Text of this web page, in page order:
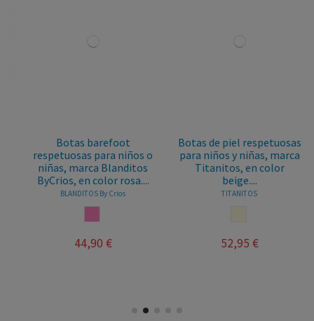
Botas barefoot
respetuosas para niños o
niñas, marca Blanditos
ByCrios, en color rosa....
BLANDITOS By Crios
44,90 €
Botas de piel respetuosas
para niños y niñas, marca
Titanitos, en color
beige....
TITANITOS
52,95 €